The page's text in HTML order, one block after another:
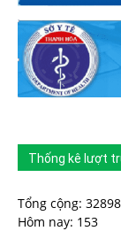
Thống kê lượt
Tổng cộng:
Hôm nay: 153